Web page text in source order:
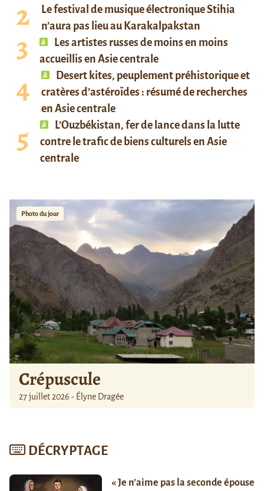
Le festival de musique électronique Stihia
n’aura pas lieu au Karakalpakstan
Les artistes russes de moins en moins
accueillis en Asie centrale
Desert kites, peuplement préhistorique et
cratères d’astéroïdes : résumé de recherches
en Asie centrale
L’Ouzbékistan, fer de lance dans la lutte
contre le trafic de biens culturels en Asie
centrale
Photo du jour
Crépuscule
27 juillet 2026 - Élyne Dragée
DÉCRYPTAGE
« Je n’aime pas la seconde épouse